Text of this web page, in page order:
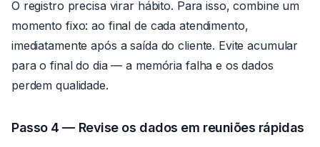
O registro precisa virar hábito. Para isso, combine um
momento fixo: ao final de cada atendimento,
imediatamente após a saída do cliente. Evite acumular
para o final do dia — a memória falha e os dados
perdem qualidade.
Passo 4 — Revise os dados em reuniões rápidas